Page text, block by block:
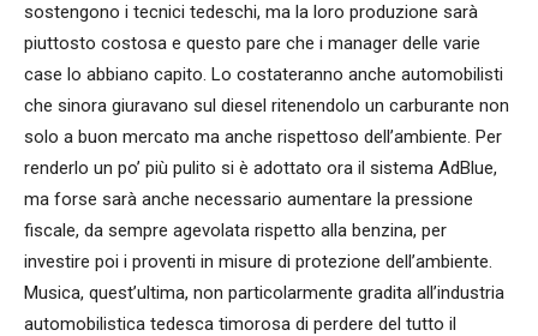
sostengono i tecnici tedeschi, ma la loro produzione sarà
piuttosto costosa e questo pare che i manager delle varie
case lo abbiano capito. Lo costateranno anche automobilisti
che sinora giuravano sul diesel ritenendolo un carburante non
solo a buon mercato ma anche rispettoso dell’ambiente. Per
renderlo un po’ più pulito si è adottato ora il sistema AdBlue,
ma forse sarà anche necessario aumentare la pressione
fiscale, da sempre agevolata rispetto alla benzina, per
investire poi i proventi in misure di protezione dell’ambiente.
Musica, quest’ultima, non particolarmente gradita all’industria
automobilistica tedesca timorosa di perdere del tutto il